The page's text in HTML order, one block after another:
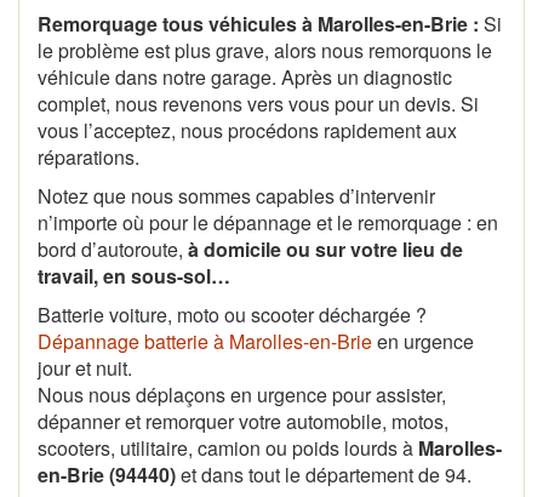
Remorquage tous véhicules à Marolles-en-Brie : Si
le problème est plus grave, alors nous remorquons le
véhicule dans notre garage. Après un diagnostic
complet, nous revenons vers vous pour un devis. Si
vous l’acceptez, nous procédons rapidement aux
réparations.
Notez que nous sommes capables d’intervenir
n’importe où pour le dépannage et le remorquage : en
bord d’autoroute, à domicile ou sur votre lieu de
travail, en sous-sol…
Batterie voiture, moto ou scooter déchargée ?
Dépannage batterie à Marolles-en-Brieen urgence
jour et nuit.
Nous nous déplaçons en urgence pour assister,
dépanner et remorquer votre automobile, motos,
scooters, utilitaire, camion ou poids lourds à Marolles-
en-Brie (94440)et dans tout le département de 94.